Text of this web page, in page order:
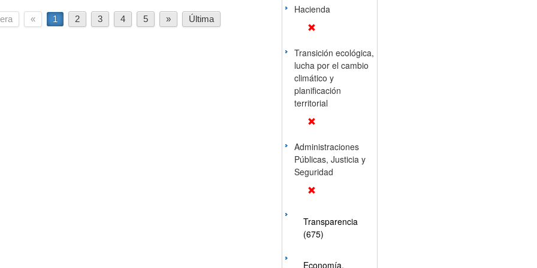
« 1 2 3 4 5 » Última
Hacienda
Transición ecológica,
lucha por el cambio
climático y
planificación
territorial
Administraciones
Públicas, Justicia y
Seguridad
Transparencia
(675)
Economía,